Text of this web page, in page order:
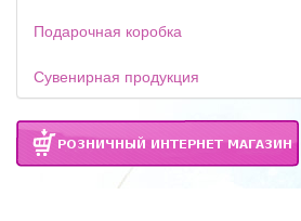
Подарочная коробка
Сувенирная продукция